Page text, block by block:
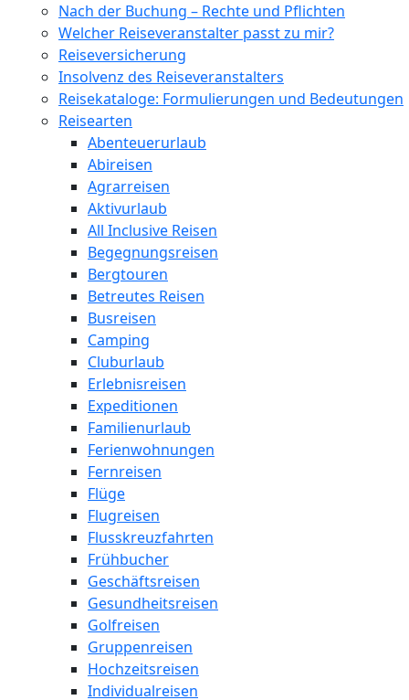
Nach der Buchung – Rechte und Pflichten
Welcher Reiseveranstalter passt zu mir?
Reiseversicherung
Insolvenz des Reiseveranstalters
Reisekataloge: Formulierungen und Bedeutungen
Reisearten
Abenteuerurlaub
Abireisen
Agrarreisen
Aktivurlaub
All Inclusive Reisen
Begegnungsreisen
Bergtouren
Betreutes Reisen
Busreisen
Camping
Cluburlaub
Erlebnisreisen
Expeditionen
Familienurlaub
Ferienwohnungen
Fernreisen
Flüge
Flugreisen
Flusskreuzfahrten
Frühbucher
Geschäftsreisen
Gesundheitsreisen
Golfreisen
Gruppenreisen
Hochzeitsreisen
Individualreisen